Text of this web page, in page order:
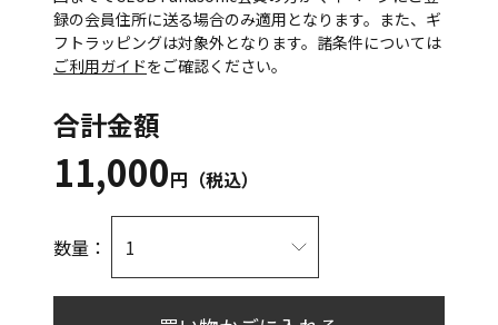
録の会員住所に送る場合のみ適用となります。また、ギ
フトラッピングは対象外となります。諸条件については
ご利用ガイドをご確認ください。
合計金額
11,000円（税込）
数量：